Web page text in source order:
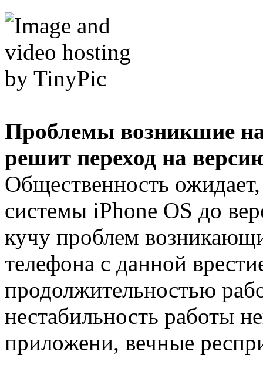
Проблемы возникшие
решит переход на
Общественность
системы iPhone OS до
кучу проблем
телефона с данной
продолжительностью
нестабильность работы
приложени, вечные